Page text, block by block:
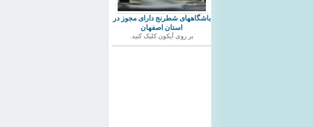
باشگاههای شطرنج دارای مجوز در
استان اصفهان
بر روی آیکون کلیک کنید.